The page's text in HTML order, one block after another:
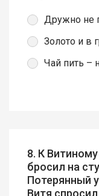
Дружно не
Золото и в
Чай пить –
8. К
бросил на
Потерянный
Витя